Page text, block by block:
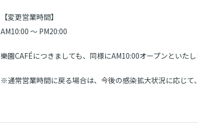
【変更営業時間】
AM10:00 ～ PM20:00
樂園CAFÉにつきましても、同様にAM10:00オープンといたし
※通常営業時間に戻る場合は、今後の感染拡大状況に応じて